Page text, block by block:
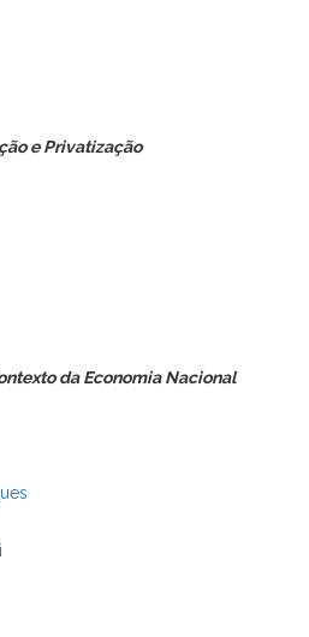
e Privatização
da Economia Nacional